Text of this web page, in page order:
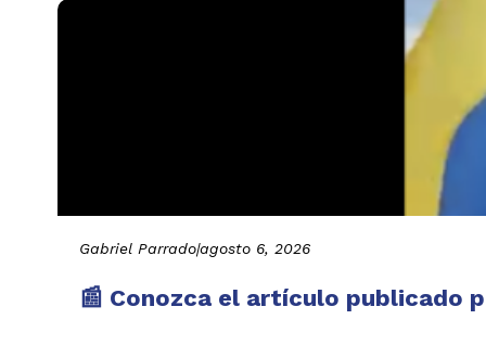
Gabriel Parrado|agosto 6, 2026
📰 Conozca el artículo publicado